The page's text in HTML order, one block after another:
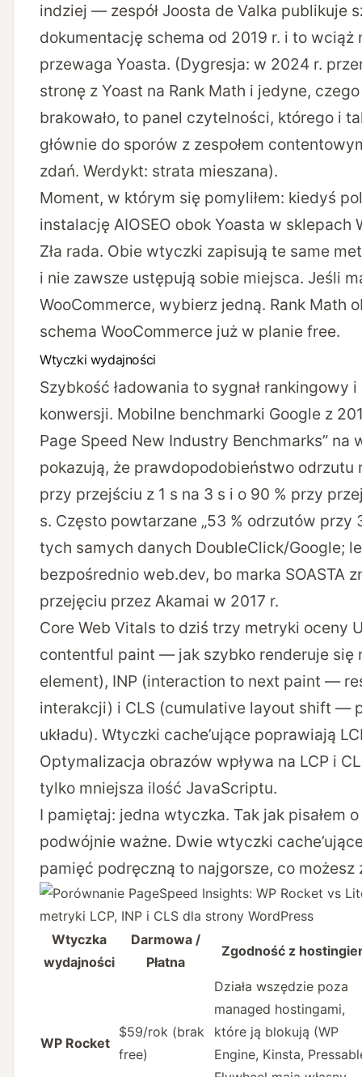
indziej — zespół Joosta de Valka publikuje
dokumentację schema od 2019 r. i to wciąż
przewaga Yoasta. (Dygresja: w 2024 r.
stronę z Yoast na Rank Math i jedyne,
brakowało, to panel czytelności, którego i
głównie do sporów z zespołem
zdań. Werdykt: strata mieszana).
Moment, w którym się pomyliłem: kiedyś
instalację AIOSEO obok Yoasta w sklepach
Zła rada. Obie wtyczki zapisują te same
i nie zawsze ustępują sobie miejsca. Jeśli
WooCommerce, wybierz jedną. Rank Math
schema WooCommerce już w planie free.
Wtyczki wydajności
Szybkość ładowania to sygnał rankingowy
konwersji. Mobilne benchmarki Google z
Page Speed New Industry Benchmarks” na
pokazują, że prawdopodobieństwo odrzutu
przy przejściu z 1 s na 3 s i o 90 % przy
s. Często powtarzane „53 % odrzutów przy
tych samych danych DoubleClick/Google;
bezpośrednio web.dev, bo marka SOASTA
przejęciu przez Akamai w 2017 r.
Core Web Vitals to dziś trzy metryki oceny
contentful paint — jak szybko renderuje się
element), INP (interaction to next paint —
interakcji) i CLS (cumulative layout shift —
układu). Wtyczki cache’ujące poprawiają
Optymalizacja obrazów wpływa na LCP i
tylko mniejsza ilość JavaScriptu.
I pamiętaj: jedna wtyczka. Tak jak pisałem
podwójnie ważne. Dwie wtyczki
pamięć podręczną to najgorsze, co możesz
Wtyczka
wydajności
Darmowa /
Płatna
Zgodność z
WP Rocket
$59/rok (brak
free)
Działa wszędzie poza
managed hostingami,
które ją blokują (WP
Engine, Kinsta,